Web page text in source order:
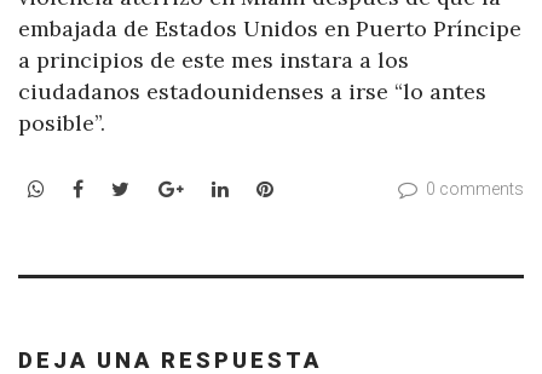
embajada de Estados Unidos en Puerto Príncipe
a principios de este mes instara a los
ciudadanos estadounidenses a irse “lo antes
posible”.
WhatsApp
Facebook
TwitterGoogle+LinkedInPinterest 0 comments
DEJA UNA RESPUESTA